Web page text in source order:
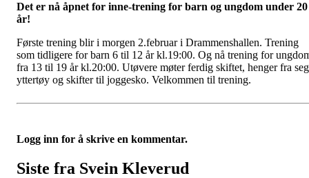
Det er nå åpnet for inne-trening for barn og ungdom under 20
år!
Første trening blir i morgen 2.februar i Drammenshallen. Trening
som tidligere for barn 6 til 12 år kl.19:00. Og nå trening for
fra 13 til 19 år kl.20:00. Utøvere møter ferdig skiftet, henger fra seg
yttertøy og skifter til joggesko. Velkommen til trening.
Logg inn for å skrive en kommentar.
Siste fra Svein Kleverud